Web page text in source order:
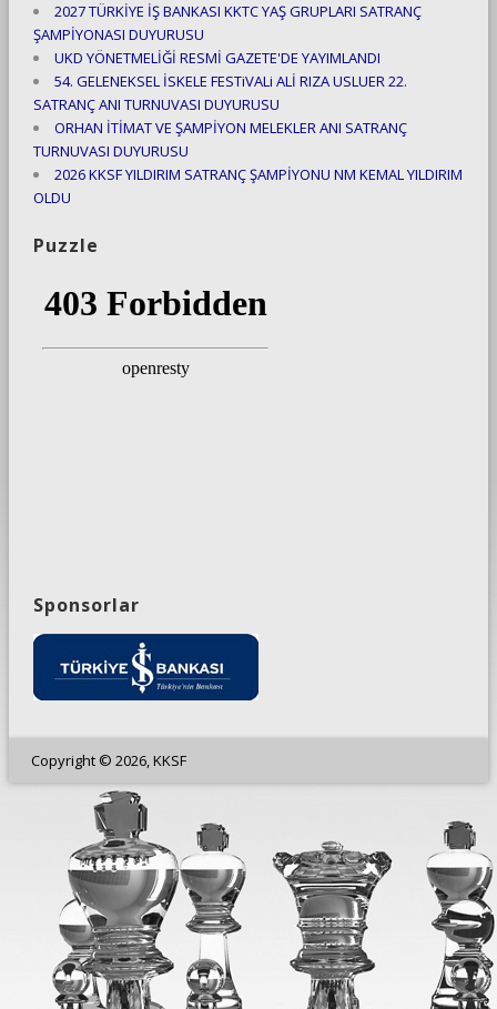
2027 TÜRKİYE İŞ BANKASI KKTC YAŞ GRUPLARI SATRANÇ
ŞAMPİYONASI DUYURUSU
UKD YÖNETMELİĞİ RESMİ GAZETE'DE YAYIMLANDI
54. GELENEKSEL İSKELE FESTiVALi ALİ RIZA USLUER 22.
SATRANÇ ANI TURNUVASI DUYURUSU
ORHAN İTİMAT VE ŞAMPİYON MELEKLER ANI SATRANÇ
TURNUVASI DUYURUSU
2026 KKSF YILDIRIM SATRANÇ ŞAMPİYONU NM KEMAL YILDIRIM
OLDU
Puzzle
Sponsorlar
Copyright © 2026, KKSF